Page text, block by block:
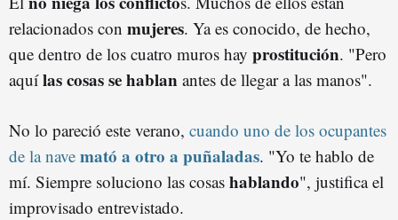
relacionados con mujeres. Ya es conocido, de hecho,
que dentro de los cuatro muros hay prostitución. "Pero
aquílas cosas se hablan antes de llegar a las manos".
No lo pareció este verano, cuando uno de los ocupantes
de la nave mató a otro a puñaladas. "Yo te hablo de
mí. Siempre soluciono las cosas hablando", justifica el
improvisado entrevistado.